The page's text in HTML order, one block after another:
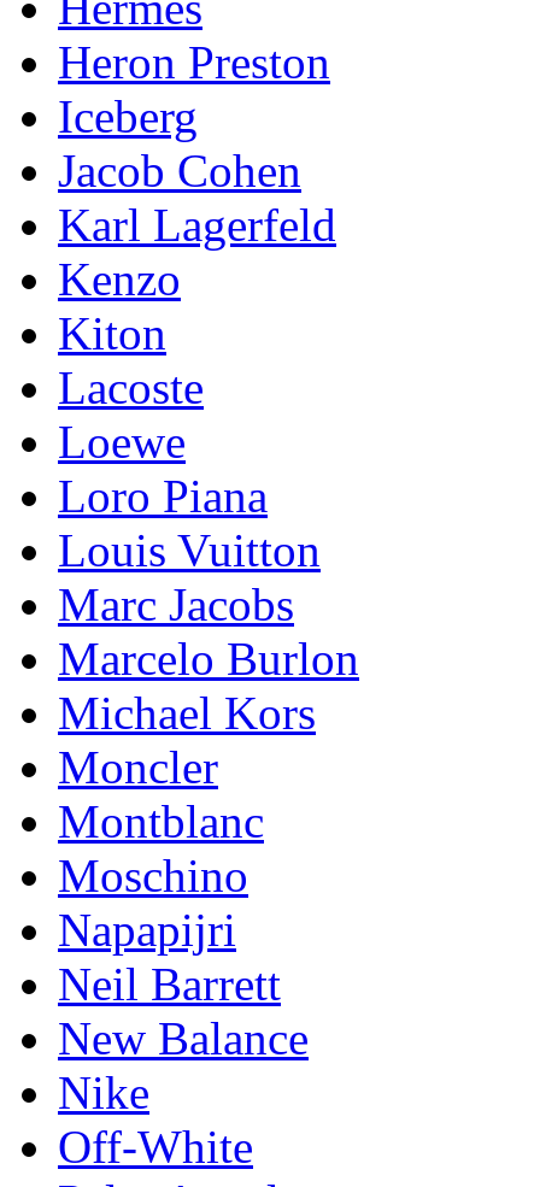
Heron Preston
Iceberg
Jacob Cohen
Karl Lagerfeld
Kenzo
Kiton
Lacoste
Loewe
Loro Piana
Lоuis Vuittоn
Marc Jacobs
Marcelo Burlon
Michael Kors
Mоnсlеr
Montblanc
Moschino
Napapijri
Neil Barrett
New Balance
Nike
Off-White